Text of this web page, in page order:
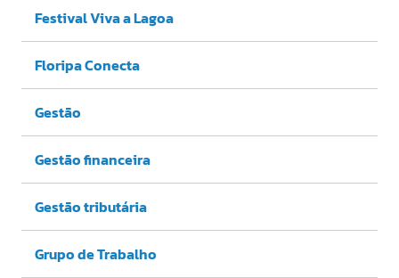
Festival Viva a Lagoa
Floripa Conecta
Gestão
Gestão financeira
Gestão tributária
Grupo de Trabalho